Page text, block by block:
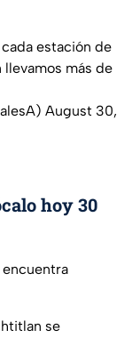
estación de
llevamos más de
August 30,
hoy 30
encuentra
se